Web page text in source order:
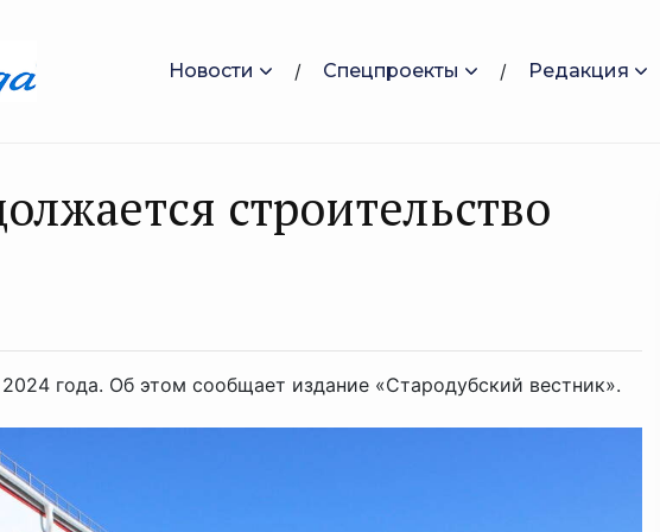
Новости Спецпроекты Редакция
строительство
года. Об этом сообщает издание «Стародубский вестник».